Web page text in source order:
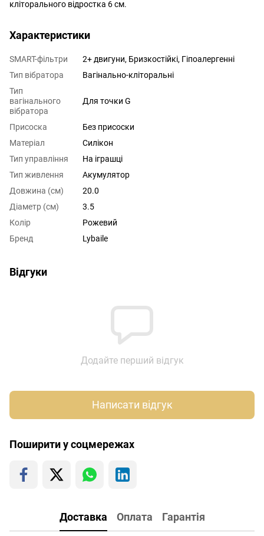
кліторального відростка 6 см.
Характеристики
SMART-фільтри
2+ двигуни, Бризкостійкі, Гіпоалергенні
Тип вібратора
Вагінально-кліторальні
Тип
вагінального
вібратора
Для точки G
Присоска
Без присоски
Матеріал
Силікон
Тип управління
На іграшці
Тип живлення
Акумулятор
Довжина (см)
20.0
Діаметр (см)
3.5
Колір
Рожевий
Бренд
Lybaile
Відгуки
Додайте перший відгук
Написати відгук
Поширити у соцмережах
Доставка Оплата Гарантія